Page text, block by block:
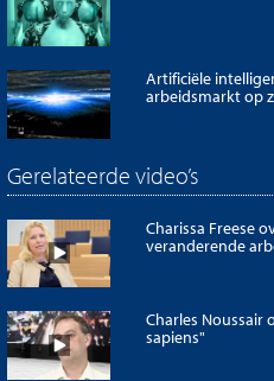
Artificiële
arbeidsmarkt op
Gerelateerde video’s
Charissa Freese
veranderende
Charles Noussair
sapiens"